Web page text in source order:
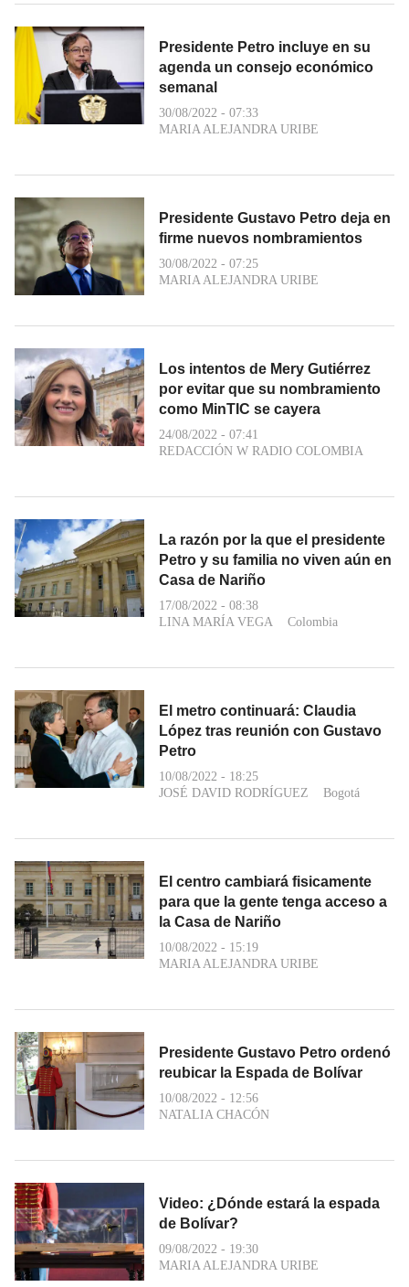
Presidente Petro incluye en su
agenda un consejo económico
semanal
30/08/2022 - 07:33
MARIA ALEJANDRA URIBE
Presidente Gustavo Petro deja en
firme nuevos nombramientos
30/08/2022 - 07:25
MARIA ALEJANDRA URIBE
Los intentos de Mery Gutiérrez
por evitar que su nombramiento
como MinTIC se cayera
24/08/2022 - 07:41
REDACCIÓN W RADIO COLOMBIA
La razón por la que el presidente
Petro y su familia no viven aún en
Casa de Nariño
17/08/2022 - 08:38
LINA MARÍA VEGA
Colombia
El metro continuará: Claudia
López tras reunión con Gustavo
Petro
10/08/2022 - 18:25
JOSÉ DAVID RODRÍGUEZ
Bogotá
El centro cambiará fisicamente
para que la gente tenga acceso a
la Casa de Nariño
10/08/2022 - 15:19
MARIA ALEJANDRA URIBE
Presidente Gustavo Petro ordenó
reubicar la Espada de Bolívar
10/08/2022 - 12:56
NATALIA CHACÓN
Video: ¿Dónde estará la espada
de Bolívar?
09/08/2022 - 19:30
MARIA ALEJANDRA URIBE